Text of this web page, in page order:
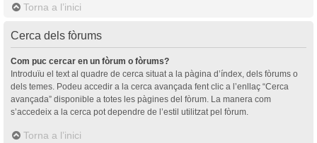
Torna a l’inici
Cerca dels fòrums
Com puc cercar en un fòrum o fòrums?
Introduïu el text al quadre de cerca situat a la pàgina d’índex, dels fòrums o
dels temes. Podeu accedir a la cerca avançada fent clic a l’enllaç “Cerca
avançada” disponible a totes les pàgines del fòrum. La manera com
s’accedeix a la cerca pot dependre de l’estil utilitzat pel fòrum.
Torna a l’inici